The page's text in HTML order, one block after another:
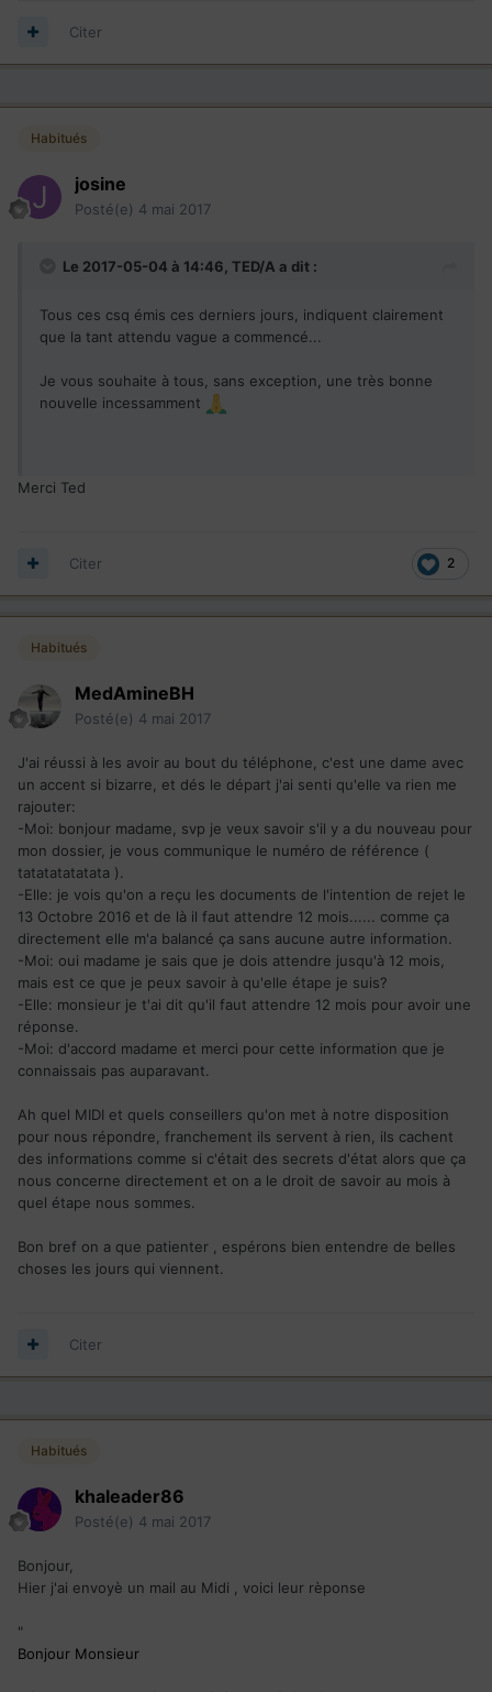
Citer
Habitués
josine
Posté(e) 4 mai 2017
Le 2017-05-04 à 14:46, TED/A a dit :
Tous ces csq émis ces derniers jours, indiquent clairement
que la tant attendu vague a commencé...
Je vous souhaite à tous, sans exception, une très bonne
nouvelle incessamment
Merci Ted
2
Citer
Habitués
MedAmineBH
Posté(e) 4 mai 2017
J'ai réussi à les avoir au bout du téléphone, c'est une dame avec
un accent si bizarre, et dés le départ j'ai senti qu'elle va rien me
rajouter:
-Moi: bonjour madame, svp je veux savoir s'il y a du nouveau pour
mon dossier, je vous communique le numéro de référence (
tatatatatatata ).
-Elle: je vois qu'on a reçu les documents de l'intention de rejet le
13 Octobre 2016 et de là il faut attendre 12 mois...... comme ça
directement elle m'a balancé ça sans aucune autre information.
-Moi: oui madame je sais que je dois attendre jusqu'à 12 mois,
mais est ce que je peux savoir à qu'elle étape je suis?
-Elle: monsieur je t'ai dit qu'il faut attendre 12 mois pour avoir une
réponse.
-Moi: d'accord madame et merci pour cette information que je
connaissais pas auparavant.
Ah quel MIDI et quels conseillers qu'on met à notre disposition
pour nous répondre, franchement ils servent à rien, ils cachent
des informations comme si c'était des secrets d'état alors que ça
nous concerne directement et on a le droit de savoir au mois à
quel étape nous sommes.
Bon bref on a que patienter , espérons bien entendre de belles
choses les jours qui viennent.
Citer
Habitués
khaleader86
Posté(e) 4 mai 2017
Bonjour,
Hier j'ai envoyè un mail au Midi , voici leur rèponse
"
Bonjour Monsieur